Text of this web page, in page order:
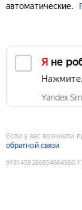
автоматические.
Я не
Yandex
Если у вас возникли
обратной связи
9181458286854864560: